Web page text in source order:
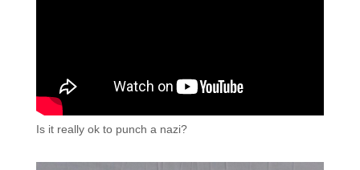
Is it really ok to punch a nazi?